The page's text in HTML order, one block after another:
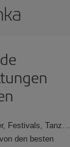
Festivals, Tanz…
den besten